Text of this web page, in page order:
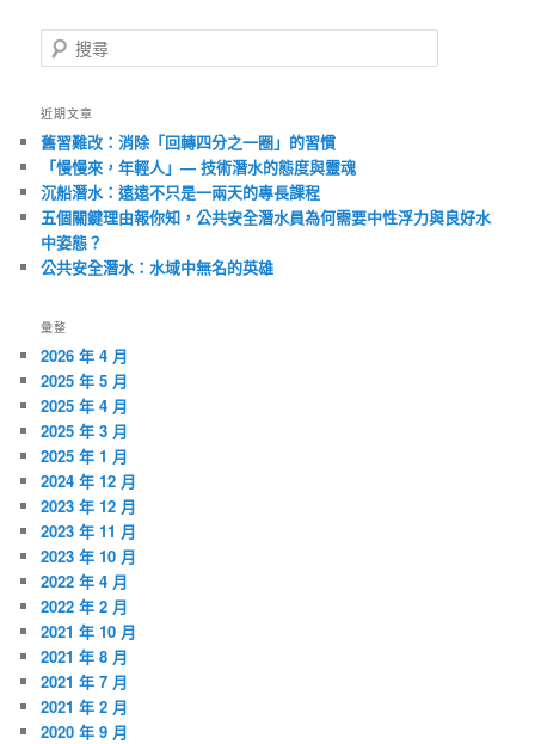
搜
尋
近期文章
舊習難改：消除「回轉四分之一圈」的習慣
「慢慢來，年輕人」— 技術潛水的態度與靈魂
沉船潛水：遠遠不只是一兩天的專長課程
五個關鍵理由報你知，公共安全潛水員為何需要中性浮力與良好水
中姿態？
公共安全潛水：水域中無名的英雄
彙整
2026 年 4 月
2025 年 5 月
2025 年 4 月
2025 年 3 月
2025 年 1 月
2024 年 12 月
2023 年 12 月
2023 年 11 月
2023 年 10 月
2022 年 4 月
2022 年 2 月
2021 年 10 月
2021 年 8 月
2021 年 7 月
2021 年 2 月
2020 年 9 月